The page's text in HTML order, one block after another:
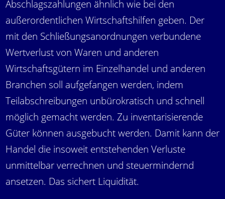
Abschlagszahlungen ähnlich wie bei den
außerordentlichen Wirtschaftshilfen geben. Der
mit den Schließungsanordnungen verbundene
Wertverlust von Waren und anderen
Wirtschaftsgütern im Einzelhandel und anderen
Branchen soll aufgefangen werden, indem
Teilabschreibungen unbürokratisch und schnell
möglich gemacht werden. Zu inventarisierende
Güter können ausgebucht werden. Damit kann der
Handel die insoweit entstehenden Verluste
unmittelbar verrechnen und steuermindernd
ansetzen. Das sichert Liquidität.